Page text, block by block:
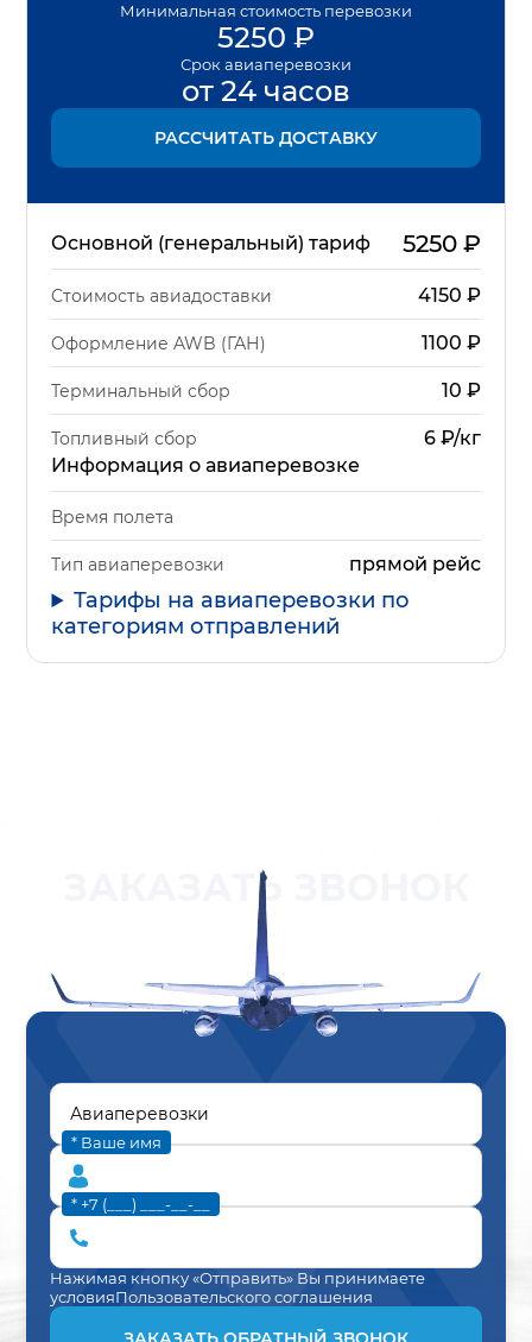
Минимальная стоимость перевозки
5250 ₽
Срок авиаперевозки
от 24 часов
РАССЧИТАТЬ ДОСТАВКУ
Основной (генеральный) тариф 5250₽
Стоимость авиадоставки 4150 ₽
Оформление AWB (ГАН) 1100 ₽
Терминальный сбор 10 ₽
Топливный сбор
6 ₽/кг
Информация о авиаперевозке
Время полета
Тип авиаперевозки прямой рейс
Тарифы на авиаперевозки по
категориям отправлений
ЗАКАЗАТЬ ЗВОНОК
* Ваше имя
* +7 (___) ___-__-__
Нажимая кнопку «Отправить» Вы принимаете
условияПользовательского соглашения